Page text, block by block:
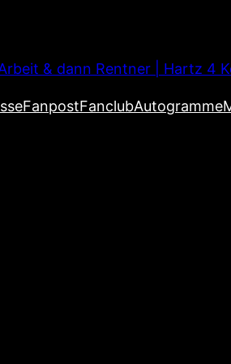
& dann Rentner | Hartz 4
FanpostFanclubAutogramme